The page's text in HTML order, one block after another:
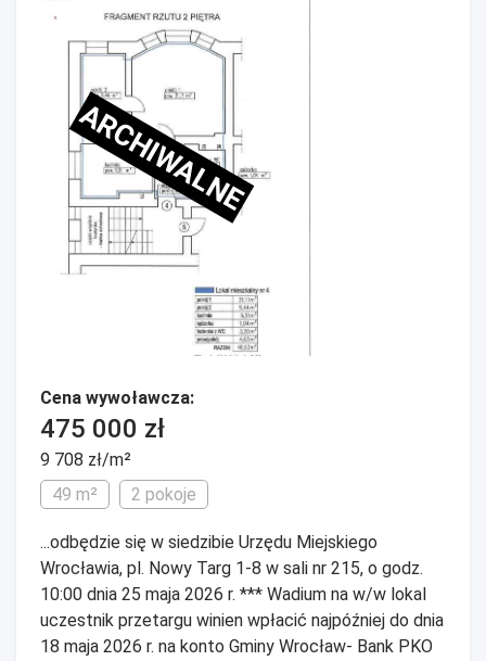
ARCHIWALNE
Cena wywoławcza:
475 000 zł
9 708 zł/m²
49 m²
2 pokoje
...odbędzie się w siedzibie Urzędu Miejskiego
Wrocławia, pl. Nowy Targ 1-8 w sali nr 215, o godz.
10:00 dnia 25 maja 2026 r. *** Wadium na w/w lokal
uczestnik przetargu winien wpłacić najpóźniej do dnia
18 maja 2026 r. na konto Gminy Wrocław- Bank PKO